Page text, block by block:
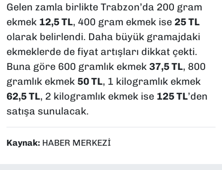
Gelen zamla birlikte Trabzon’da 200 gram
ekmek 12,5 TL, 400 gram ekmek ise 25 TL
olarak belirlendi. Daha büyük gramajdaki
ekmeklerde de fiyat artışları dikkat çekti.
Buna göre 600 gramlık ekmek 37,5 TL, 800
gramlık ekmek 50 TL, 1 kilogramlık ekmek
62,5 TL, 2 kilogramlık ekmek ise 125 TL’den
satışa sunulacak.
Kaynak: HABER MERKEZİ